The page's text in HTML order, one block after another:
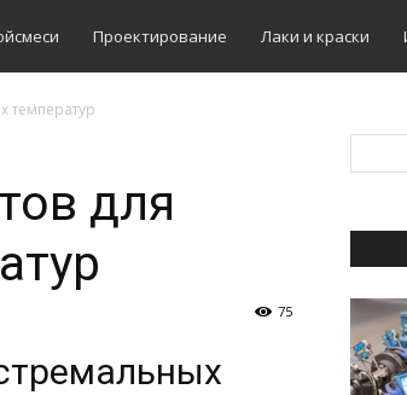
Проектирование Лаки и краски
температур
для
75